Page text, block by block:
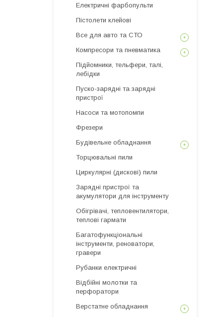
Електричні фарбопульти
Пістолети клейові
Все для авто та СТО
Компресори та пневматика
Підйомники, тельфери, талі,
лебідки
Пуско-зарядні та зарядні
пристрої
Насоси та мотопомпи
Фрезери
Будівельне обладнання
Торцювальні пили
Циркулярні (дискові) пили
Зарядні пристрої та
акумулятори для інструменту
Обігрівачі, тепловентилятори,
теплові гармати
Багатофункціональні
інструменти, реноватори,
гравери
Рубанки електричні
Відбійні молотки та
перфоратори
Верстатне обладнання